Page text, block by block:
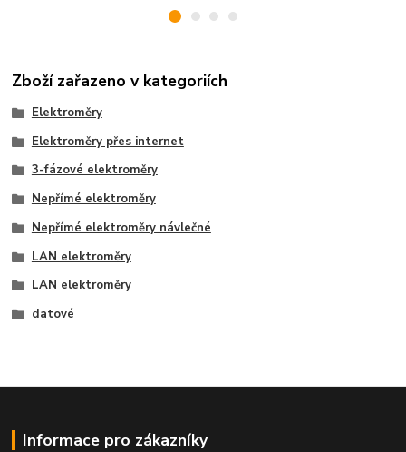
Zboží zařazeno v kategoriích
Elektroměry
Elektroměry přes internet
3-fázové elektroměry
Nepřímé elektroměry
Nepřímé elektroměry návlečné
LAN elektroměry
LAN elektroměry
datové
Informace pro zákazníky